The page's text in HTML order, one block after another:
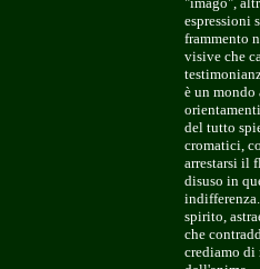
espressioni
frammento
visive che
è un
del tutto
cromatici,
arrestarsi il
disuso in
spirito,
che
crediamo di